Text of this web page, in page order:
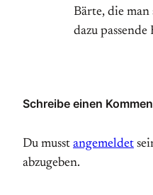
Bärte, die
dazu
Schreibe einen
Du musst angemeldet
abzugeben.